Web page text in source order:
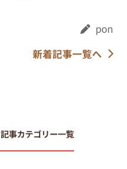
pon
新着記事一覧へ
記事カテゴリー一覧